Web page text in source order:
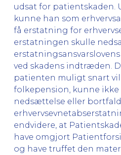
udsat for patientskaden.
kunne han som
få erstatning for
erstatningen skulle
ved skadens indtræden.
patienten muligt snart
folkepension, kunne
nedsættelse eller bortfald
endvidere, at
have omgjort
og have truffet den